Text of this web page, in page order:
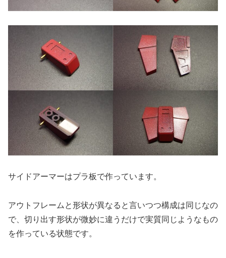
サイドアーマーはプラ板で作っています。
アウトフレームと形状が異なると言いつつ構成は同じなの
で、切り出す形状が微妙に違うだけで実質同じようなもの
を作っている状態です。